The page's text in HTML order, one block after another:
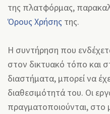
της πλατφόρμας,
Όρους Χρήσης της.
Η συντήρηση που
στον δικτυακό τόπο και
διαστήματα, μπορεί να
διαθεσιμότητά του. Οι
πραγματοποιούνται, στο